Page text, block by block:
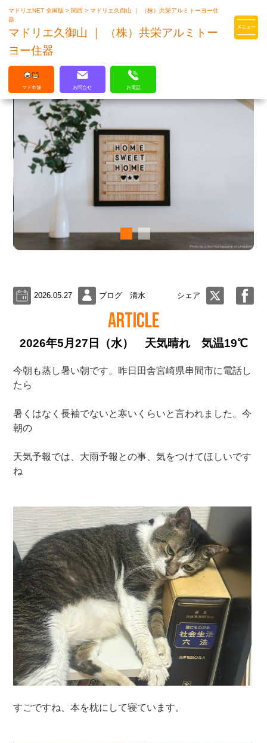
マドリエはLIXILの厳しい基準を
マドリエNET 全国版> 関西>マドリエ久御山 ｜ （株）共栄アルミトーヨー住
器
マドリエ久御山 ｜ （株）共栄アルミトー
ヨー住器
マド本舗 お問合せ お電話
2026.05.27 ブログ 清水 シェア
ARTICLE
2026年5月27日（水） 天気晴れ 気温19℃